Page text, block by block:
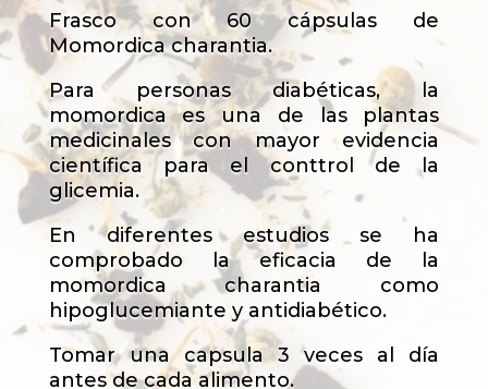
Frasco con 60 cápsulas de
Momordica charantia.
Para personas diabéticas, la
momordica es una de las plantas
medicinales con mayor evidencia
científica para el conttrol de la
glicemia.
En diferentes estudios se ha
comprobado la eficacia de la
momordica charantia como
hipoglucemiante y antidiabético.
Tomar una capsula 3 veces al día
antes de cada alimento.